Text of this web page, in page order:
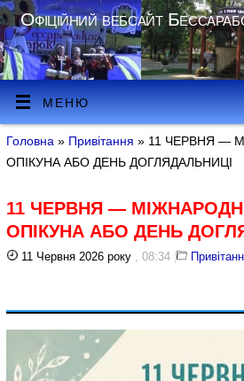
Офіційний вебсайт
МЕНЮ
Головна » Привітання » 11 ЧЕРВНЯ —
ОПІКУНА АБО ДЕНЬ ДОГЛЯДАЛЬНИЦІ
11 ЧЕРВНЯ —
ОПІКУНА АБО ДЕНЬ
11 Червня 2026 року , 08:34 |